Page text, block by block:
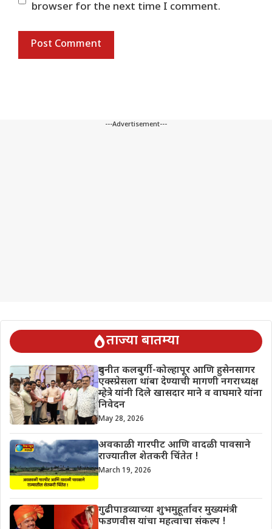
browser for the next time I comment.
---Advertisement---
ताज्या बातम्या
दुधनीत कलबुर्गी-कोल्हापूर आणि हुसेनसागर
एक्स्प्रेसला थांबा देण्याची मागणी नगराध्यक्ष
म्हेत्रे यांनी दिले खासदार माने व वाघमारे यांना
निवेदन
May 28, 2026
अवकाळी गारपीट आणि वादळी पावसाने
राज्यातील शेतकरी चिंतेत !
March 19, 2026
गुढीपाडव्याच्या शुभमुहूर्तावर मुख्यमंत्री
फडणवीस यांचा महत्वाचा संकल्प !